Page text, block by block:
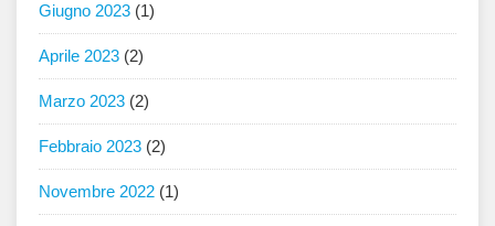
Giugno 2023 (1)
Aprile 2023 (2)
Marzo 2023 (2)
Febbraio 2023 (2)
Novembre 2022 (1)